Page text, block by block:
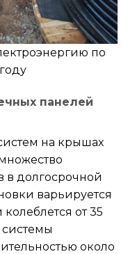
по
панелей
на крышах
в долгосрочной
варьируется
от 35
около